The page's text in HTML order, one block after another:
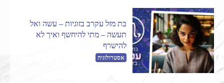
בת מזל עקרב בזוגיות – עשה ואל
תעשה – מתי להיחשף ואיך לא
להישרף
אסטרולוגיה